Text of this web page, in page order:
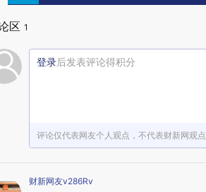
区 1
登录后发表评论得积分
评论仅代表网友个人观点，不代表财新网观点
财新网友v286Rv